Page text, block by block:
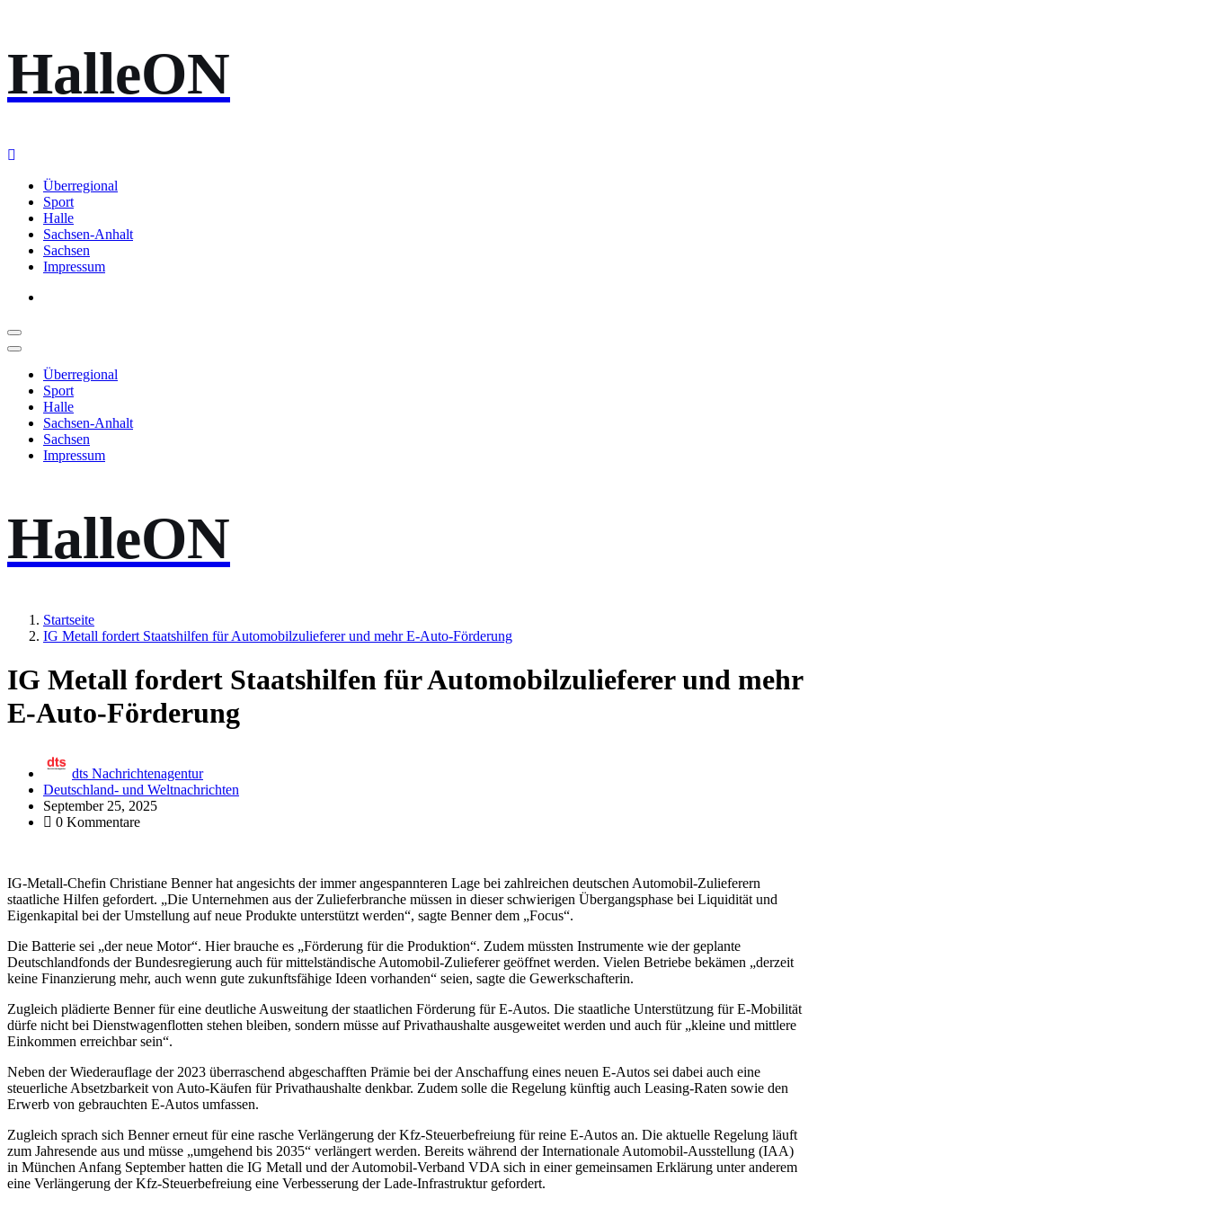
Inhalt
springen
HalleON
Überregional
Sport
Halle
Sachsen-Anhalt
Sachsen
Impressum
Überregional
Sport
Halle
Sachsen-Anhalt
Sachsen
Impressum
HalleON
Startseite
IG Metall fordert Staatshilfen für Automobilzulieferer und mehr E-Auto-Förderung
IG Metall fordert Staatshilfen für Automobilzulieferer und mehr
E-Auto-Förderung
dts Nachrichtenagentur
Deutschland- und Weltnachrichten
September 25, 2025
0 Kommentare
IG-Metall-Chefin Christiane Benner hat angesichts der immer angespannteren Lage bei zahlreichen deutschen Automobil-Zulieferern
staatliche Hilfen gefordert. „Die Unternehmen aus der Zulieferbranche müssen in dieser schwierigen Übergangsphase bei Liquidität und
Eigenkapital bei der Umstellung auf neue Produkte unterstützt werden“, sagte Benner dem „Focus“.
Die Batterie sei „der neue Motor“. Hier brauche es „Förderung für die Produktion“. Zudem müssten Instrumente wie der geplante
Deutschlandfonds der Bundesregierung auch für mittelständische Automobil-Zulieferer geöffnet werden. Vielen Betriebe bekämen „derzeit
keine Finanzierung mehr, auch wenn gute zukunftsfähige Ideen vorhanden“ seien, sagte die Gewerkschafterin.
Zugleich plädierte Benner für eine deutliche Ausweitung der staatlichen Förderung für E-Autos. Die staatliche Unterstützung für E-Mobilität
dürfe nicht bei Dienstwagenflotten stehen bleiben, sondern müsse auf Privathaushalte ausgeweitet werden und auch für „kleine und mittlere
Einkommen erreichbar sein“.
Neben der Wiederauflage der 2023 überraschend abgeschafften Prämie bei der Anschaffung eines neuen E-Autos sei dabei auch eine
steuerliche Absetzbarkeit von Auto-Käufen für Privathaushalte denkbar. Zudem solle die Regelung künftig auch Leasing-Raten sowie den
Erwerb von gebrauchten E-Autos umfassen.
Zugleich sprach sich Benner erneut für eine rasche Verlängerung der Kfz-Steuerbefreiung für reine E-Autos an. Die aktuelle Regelung läuft
zum Jahresende aus und müsse „umgehend bis 2035“ verlängert werden. Bereits während der Internationale Automobil-Ausstellung (IAA)
in München Anfang September hatten die IG Metall und der Automobil-Verband VDA sich in einer gemeinsamen Erklärung unter anderem
eine Verlängerung der Kfz-Steuerbefreiung eine Verbesserung der Lade-Infrastruktur gefordert.